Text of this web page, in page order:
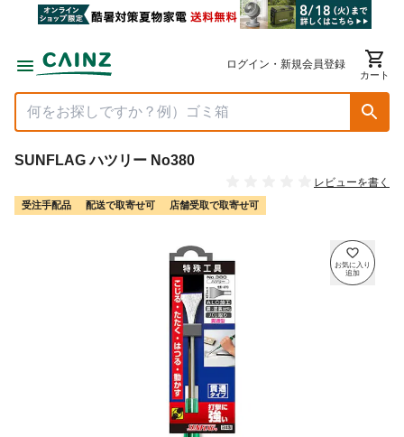
ログイン・新規会員登録
カート
SUNFLAG ハツリー No380
レビューを書く
受注手配品 配送で取寄せ可 店舗受取で取寄せ可